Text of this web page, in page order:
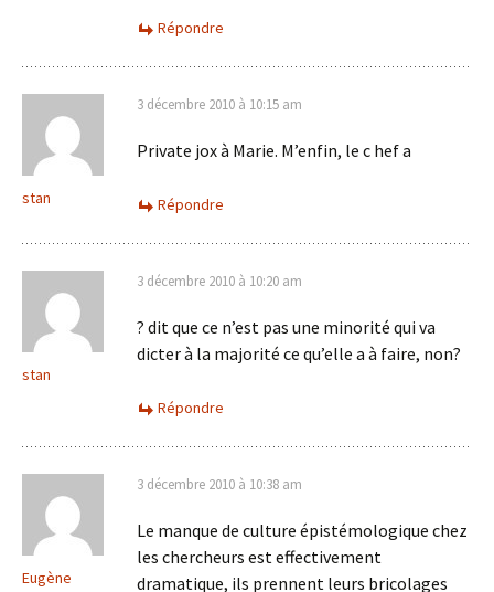
Répondre
stan
3 décembre 2010 à 10:15 am
Private jox à Marie. M’enfin, le c hef a
Répondre
stan
3 décembre 2010 à 10:20 am
? dit que ce n’est pas une minorité qui va
dicter à la majorité ce qu’elle a à faire, non?
Répondre
Eugène
3 décembre 2010 à 10:38 am
Le manque de culture épistémologique chez
les chercheurs est effectivement
dramatique, ils prennent leurs bricolages